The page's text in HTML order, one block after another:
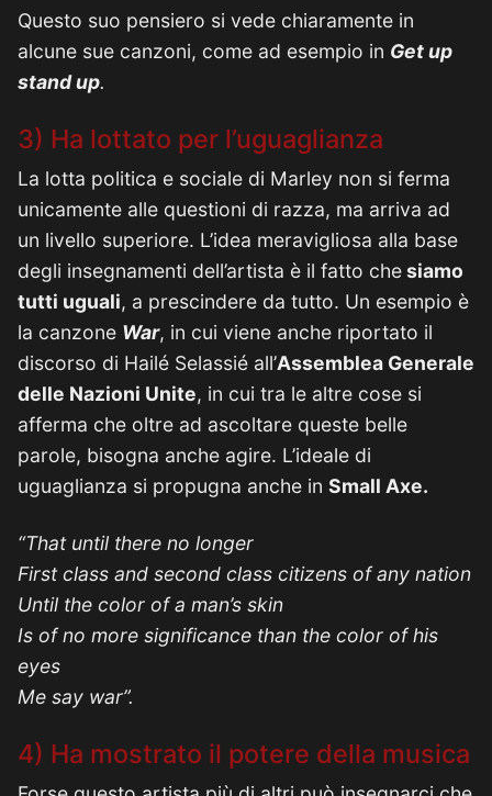
Questo suo pensiero si vede chiaramente in
alcune sue canzoni, come ad esempio in Get up
stand up.
3) Ha lottato per l’uguaglianza
La lotta politica e sociale di Marley non si ferma
unicamente alle questioni di razza, ma arriva ad
un livello superiore. L’idea meravigliosa alla base
degli insegnamenti dell’artista è il fatto chesiamo
tutti uguali, a prescindere da tutto. Un esempio è
la canzone War, in cui viene anche riportato il
discorso di Hailé Selassié all’Assemblea Generale
delle Nazioni Unite, in cui tra le altre cose si
afferma che oltre ad ascoltare queste belle
parole, bisogna anche agire. L’ideale di
uguaglianza si propugna anche in Small Axe.
“That until there no longer
First class and second class citizens of any nation
Until the color of a man’s skin
Is of no more significance than the color of his
eyes
Me say war”.
4) Ha mostrato il potere della musica